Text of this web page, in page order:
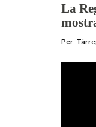
La
Per